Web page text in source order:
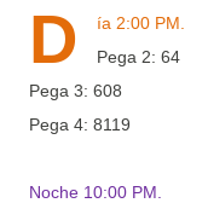
D
ía 2:00 PM.
Pega 2: 64
Pega 3: 608
Pega 4: 8119
Noche 10:00 PM.